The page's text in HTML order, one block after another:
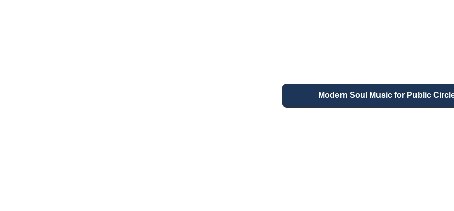
Modern Soul Music for Public